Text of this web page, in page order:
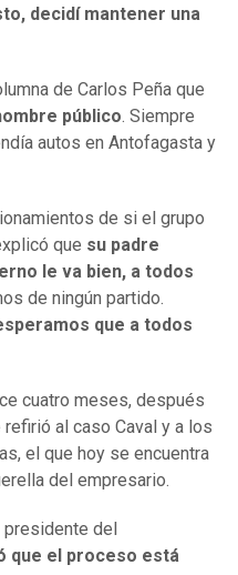
decidí mantener una
de Carlos Peña que
público. Siempre
autos en Antofagasta y
de si el grupo
que su padre
le va bien, a todos
de ningún partido.
que a todos
cuatro meses, después
al caso Caval y a los
el que hoy se encuentra
del empresario.
presidente del
que el proceso está